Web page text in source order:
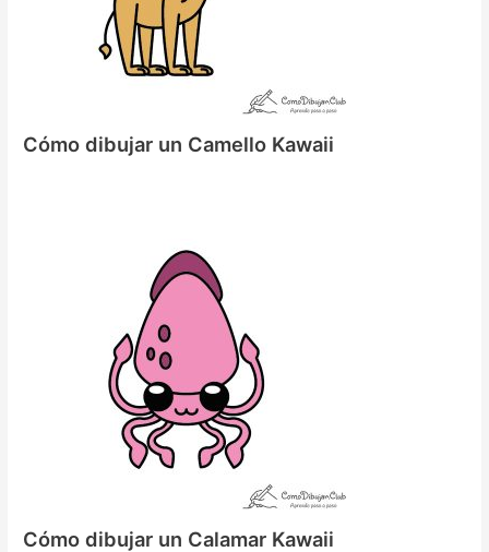
Cómo dibujar un Camello Kawaii
Cómo dibujar un Calamar Kawaii